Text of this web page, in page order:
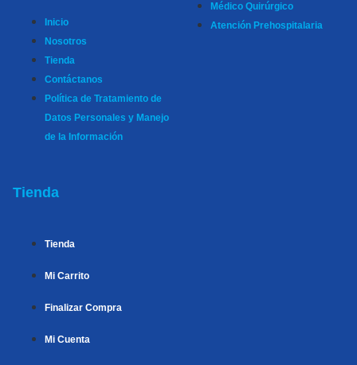
Inicio
Nosotros
Tienda
Contáctanos
Política de Tratamiento de
Datos Personales y Manejo
de la Información
Médico Quirúrgico
Atención Prehospitalaria
Tienda
Tienda
Mi Carrito
Finalizar Compra
Mi Cuenta